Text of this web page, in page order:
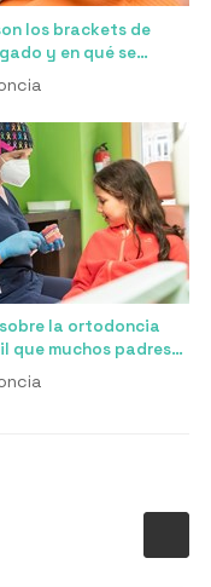
los brackets de
y en qué se
de los
la ortodoncia
que muchos padres